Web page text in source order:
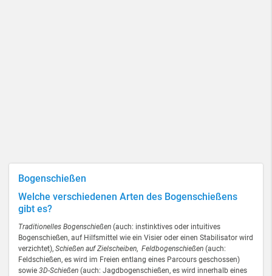
Bogenschießen
Welche verschiedenen Arten des Bogenschießens
gibt es?
Traditionelles Bogenschießen (auch: instinktives oder intuitives
Bogenschießen, auf Hilfsmittel wie ein Visier oder einen Stabilisator wird
verzichtet), Schießen auf Zielscheiben, Feldbogenschießen (auch:
Feldschießen, es wird im Freien entlang eines Parcours geschossen)
sowie 3D-Schießen (auch: Jagdbogenschießen, es wird innerhalb eines